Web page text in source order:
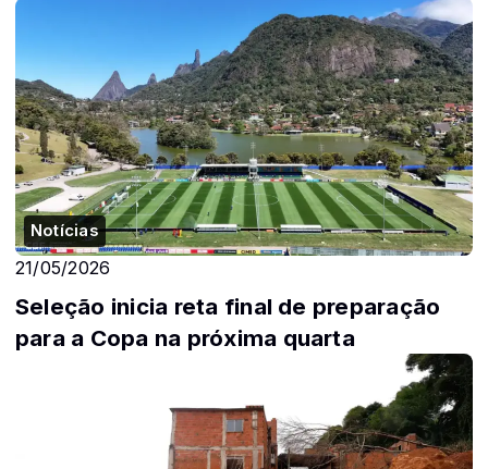
Notícias
21/05/2026
Seleção inicia reta final de preparação
para a Copa na próxima quarta